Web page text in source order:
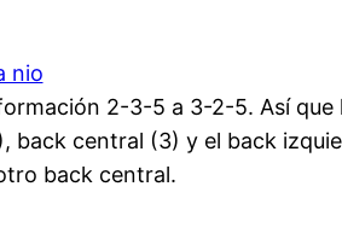
2-3-5 a 3-2-5. Así que
back central (3) y el back
back central.